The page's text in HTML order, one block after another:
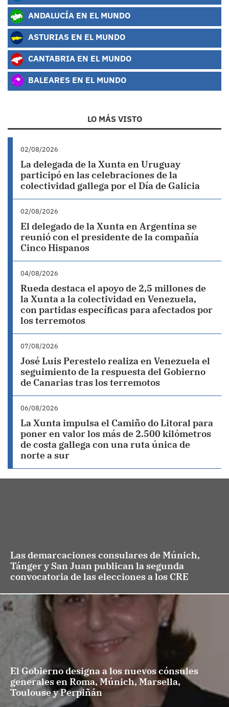
ANDALUCÍA EN EL MUNDO
ASTURIAS EN EL MUNDO
CANTABRIA EN EL MUNDO
BALEARES EN EL MUNDO
LO MÁS VISTO
02/08/2026
La delegada de la Xunta en Uruguay
participó en las celebraciones de la
colectividad gallega por el Día de Galicia
02/08/2026
El delegado de la Xunta en Argentina se
reunió con el presidente de la compañía
Cinco Hispanos
04/08/2026
Rueda destaca el apoyo de 2,5 millones de
la Xunta a la colectividad en Venezuela,
con partidas específicas para afectados por
los terremotos
07/08/2026
José Luis Perestelo realiza en Venezuela el
seguimiento de la respuesta del Gobierno
de Canarias tras los terremotos
06/08/2026
La Xunta impulsa el Camiño do Litoral para
poner en valor los más de 2.500 kilómetros
de costa gallega con una ruta única de
norte a sur
Las demarcaciones consulares de Múnich,
Tánger y San Juan publican la segunda
convocatoria de las elecciones a los CRE
El Gobierno designa a los nuevos cónsules
generales en Roma, Múnich, Marsella,
Toulouse y Perpiñán